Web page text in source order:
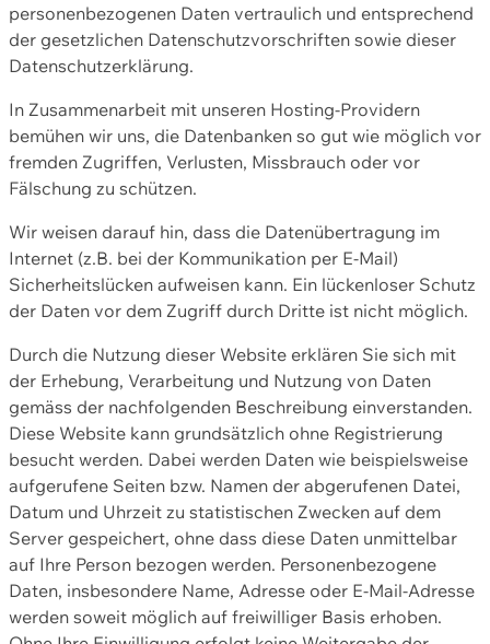
personenbezogenen Daten vertraulich und entsprechend
der gesetzlichen Datenschutzvorschriften sowie dieser
Datenschutzerklärung.
In Zusammenarbeit mit unseren Hosting-Providern
bemühen wir uns, die Datenbanken so gut wie möglich vor
fremden Zugriffen, Verlusten, Missbrauch oder vor
Fälschung zu schützen.
Wir weisen darauf hin, dass die Datenübertragung im
Internet (z.B. bei der Kommunikation per E-Mail)
Sicherheitslücken aufweisen kann. Ein lückenloser Schutz
der Daten vor dem Zugriff durch Dritte ist nicht möglich.
Durch die Nutzung dieser Website erklären Sie sich mit
der Erhebung, Verarbeitung und Nutzung von Daten
gemäss der nachfolgenden Beschreibung einverstanden.
Diese Website kann grundsätzlich ohne Registrierung
besucht werden. Dabei werden Daten wie beispielsweise
aufgerufene Seiten bzw. Namen der abgerufenen Datei,
Datum und Uhrzeit zu statistischen Zwecken auf dem
Server gespeichert, ohne dass diese Daten unmittelbar
auf Ihre Person bezogen werden. Personenbezogene
Daten, insbesondere Name, Adresse oder E-Mail-Adresse
werden soweit möglich auf freiwilliger Basis erhoben.